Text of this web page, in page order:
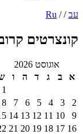
קרובים
ד ה ו
ש
5
6
7
8
12
13
14
15
19
20
21
22